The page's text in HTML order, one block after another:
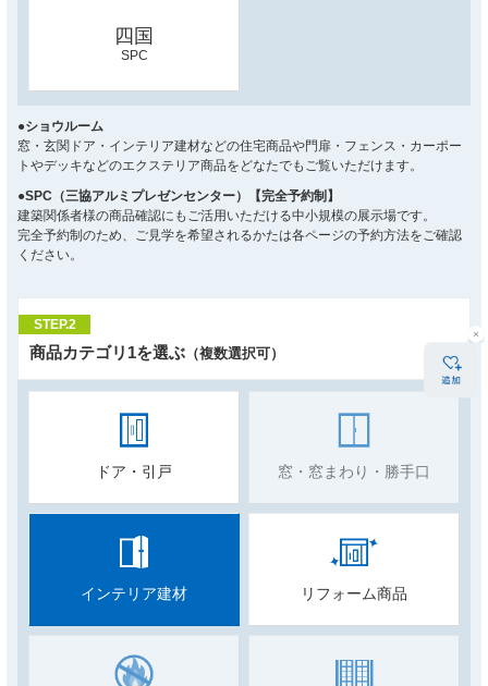
四国
SPC
●ショウルーム
窓・玄関ドア・インテリア建材などの住宅商品や門扉・フェンス・カーポー
トやデッキなどのエクステリア商品をどなたでもご覧いただけます。
●SPC（三協アルミプレゼンセンター）【完全予約制】
建築関係者様の商品確認にもご活用いただける中小規模の展示場です。
完全予約制のため、ご見学を希望されるかたは各ページの予約方法をご確認
ください。
STEP.2
商品カテゴリ1を選ぶ （複数選択可）
ドア・引戸 窓・窓まわり・勝手口
インテリア建材 リフォーム商品